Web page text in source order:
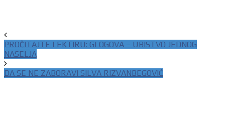
PROČITAJTE LEKTIRU: GLOGOVA – UBISTVO JEDNOG
NASELJA
DA SE NE ZABORAVI SILVA RIZVANBEGOVIĆ